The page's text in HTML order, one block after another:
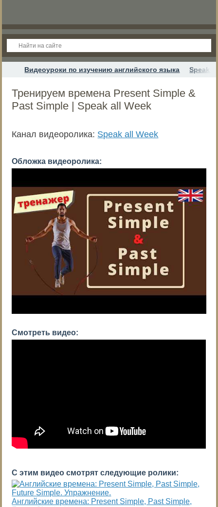
Видеоуроки по изучению английского языка Speak
Тренируем времена Present Simple &
Past Simple | Speak all Week
Канал видеоролика: Speak all Week
Обложка видеоролика:
Смотреть видео:
С этим видео смотрят следующие ролики:
Английские времена: Present Simple, Past Simple,